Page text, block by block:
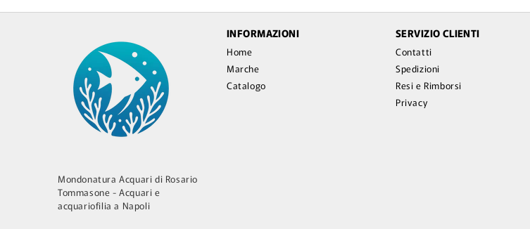
Mondonatura Acquari di Rosario
Tommasone - Acquari e
acquariofilia a Napoli
INFORMAZIONI
Home
Marche
Catalogo
SERVIZIO CLIENTI
Contatti
Spedizioni
Resi e Rimborsi
Privacy